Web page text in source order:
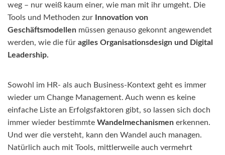
weg – nur weiß kaum einer, wie man mit ihr umgeht. Die
Tools und Methoden zur
Innovation von
Geschäftsmodellen müssen genauso gekonnt angewendet
werden, wie die für agiles Organisationsdesign und Digital
Leadership.
Sowohl im HR- als auch Business-Kontext geht es immer
wieder um Change Management. Auch wenn es keine
einfache Liste an Erfolgsfaktoren gibt, so lassen sich doch
immer wieder bestimmte Wandelmechanismen erkennen.
Und wer die versteht, kann den Wandel auch managen.
Natürlich auch mit Tools, mittlerweile auch vermehrt